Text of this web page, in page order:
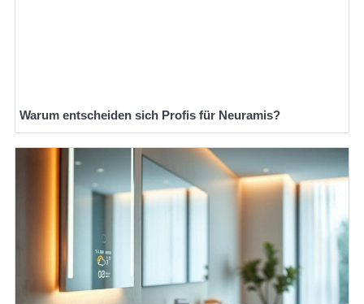
Warum entscheiden sich Profis für Neuramis?